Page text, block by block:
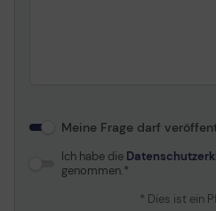
Meine Frage darf
Ich habe die
genommen.
* Dies ist ein